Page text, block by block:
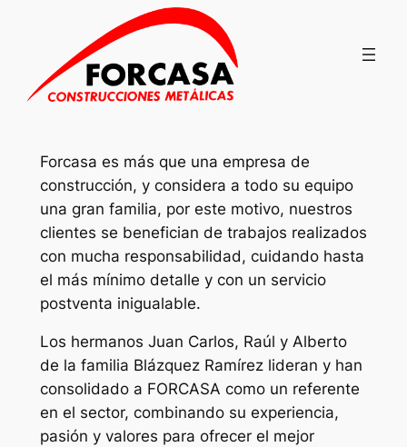
contenido
Forcasa es más que una empresa de
construcción, y considera a todo su equipo
una gran familia, por este motivo, nuestros
clientes se benefician de trabajos realizados
con mucha responsabilidad, cuidando hasta
el más mínimo detalle y con un servicio
postventa inigualable.
Los hermanos Juan Carlos, Raúl y Alberto
de la familia Blázquez Ramírez lideran y han
consolidado a FORCASA como un referente
en el sector, combinando su experiencia,
pasión y valores para ofrecer el mejor